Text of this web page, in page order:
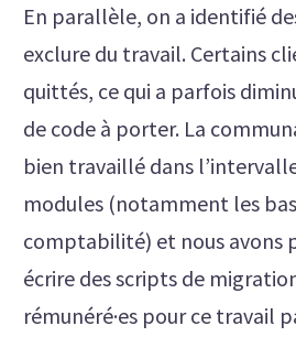
En parallèle, on a identifié
exclure du travail. Certains
quittés, ce qui a parfois
de code à porter. La
bien travaillé dans
modules (notamment les
comptabilité) et nous avons
écrire des scripts de
rémunéré·es pour ce travail